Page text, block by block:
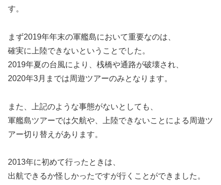
す。
まず2019年年末の軍艦島において重要なのは、
確実に上陸できないということでした。
2019年夏の台風により、桟橋や通路が破壊され、
2020年3月までは周遊ツアーのみとなります。
また、上記のような事態がないとしても、
軍艦島ツアーでは欠航や、上陸できないことによる周遊ツ
アー切り替えがあります。
2013年に初めて行ったときは、
出航できるか怪しかったですが行くことができました。